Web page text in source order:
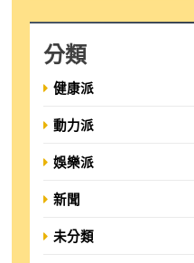
分類
健康派
動力派
娛樂派
新聞
未分類